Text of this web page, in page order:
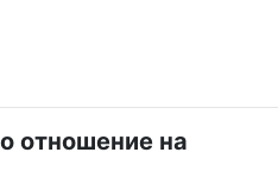
отношение на